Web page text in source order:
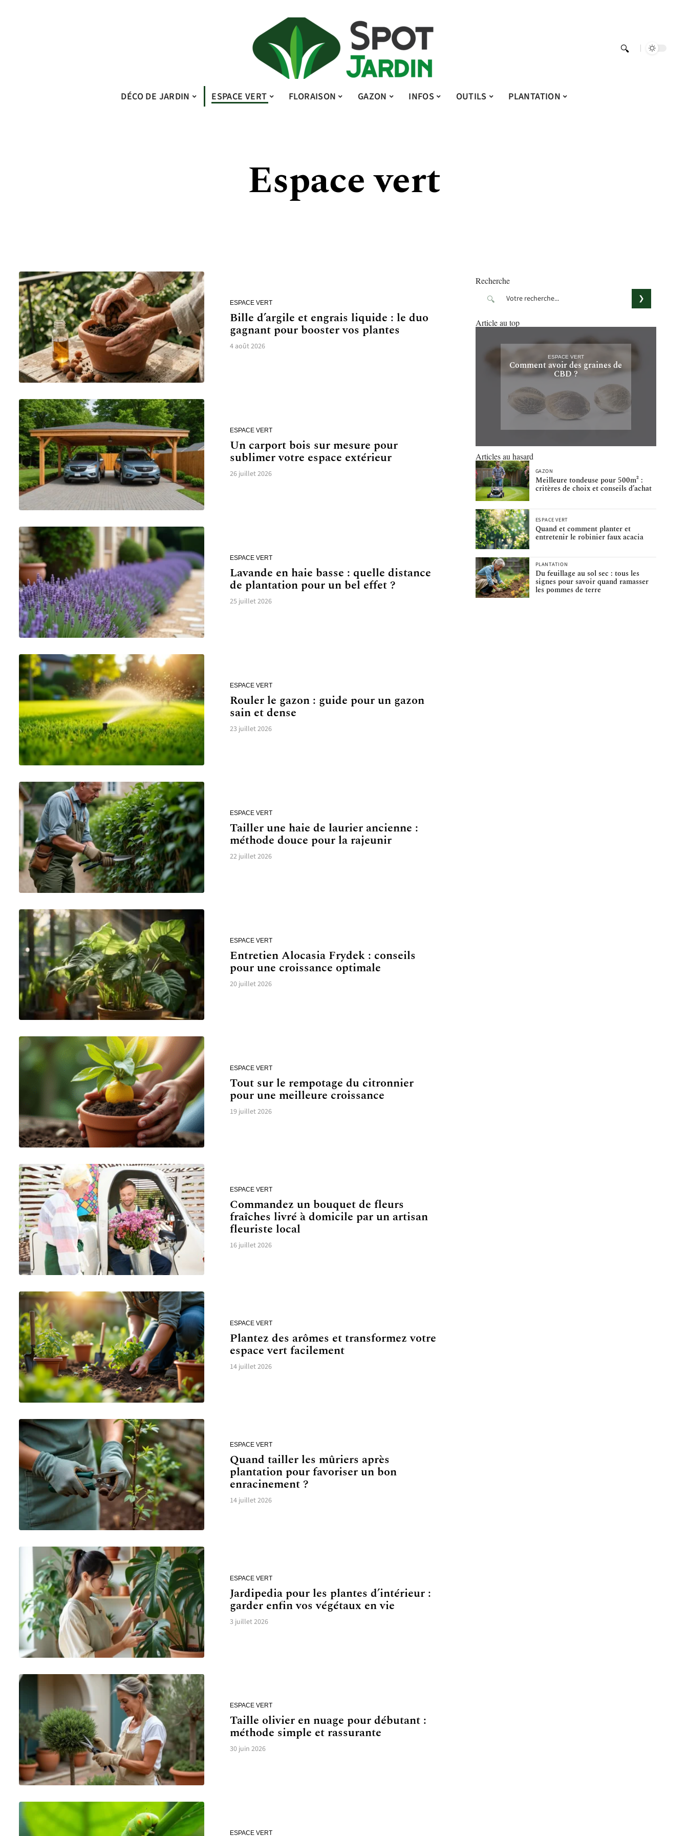
DÉCO DE JARDIN ESPACE VERT FLORAISON GAZON INFOS OUTILS PLANTATION
Espace vert
ESPACE VERT
Bille d’argile et engrais liquide : le duo
gagnant pour booster vos plantes
4 août 2026
ESPACE VERT
Un carport bois sur mesure pour
sublimer votre espace extérieur
26 juillet 2026
ESPACE VERT
Lavande en haie basse : quelle distance
de plantation pour un bel effet ?
25 juillet 2026
ESPACE VERT
Rouler le gazon : guide pour un gazon
sain et dense
23 juillet 2026
ESPACE VERT
Tailler une haie de laurier ancienne :
méthode douce pour la rajeunir
22 juillet 2026
ESPACE VERT
Entretien Alocasia Frydek : conseils
pour une croissance optimale
20 juillet 2026
ESPACE VERT
Tout sur le rempotage du citronnier
pour une meilleure croissance
19 juillet 2026
ESPACE VERT
Commandez un bouquet de fleurs
fraîches livré à domicile par un artisan
fleuriste local
16 juillet 2026
ESPACE VERT
Plantez des arômes et transformez votre
espace vert facilement
14 juillet 2026
ESPACE VERT
Quand tailler les mûriers après
plantation pour favoriser un bon
enracinement ?
14 juillet 2026
ESPACE VERT
Jardipedia pour les plantes d’intérieur :
garder enfin vos végétaux en vie
3 juillet 2026
ESPACE VERT
Taille olivier en nuage pour débutant :
méthode simple et rassurante
30 juin 2026
ESPACE VERT
Recherche
Article au top
ESPACE VERT
Comment avoir des graines de
CBD ?
Articles au hasard
GAZON
Meilleure tondeuse pour 500m² :
critères de choix et conseils d’achat
ESPACE VERT
Quand et comment planter et
entretenir le robinier faux acacia
PLANTATION
Du feuillage au sol sec : tous les
signes pour savoir quand ramasser
les pommes de terre